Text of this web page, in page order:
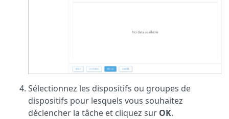
Sélectionnez les dispositifs ou groupes de
dispositifs pour lesquels vous souhaitez
déclencher la tâche et cliquez sur OK.